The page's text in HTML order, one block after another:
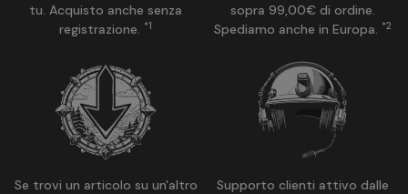
tu. Acquisto anche senza
registrazione. *1
sopra 99,00€ di ordine.
Spediamo anche in Europa. *2
Se trovi un articolo su un'altro
Supporto clienti attivo dalle